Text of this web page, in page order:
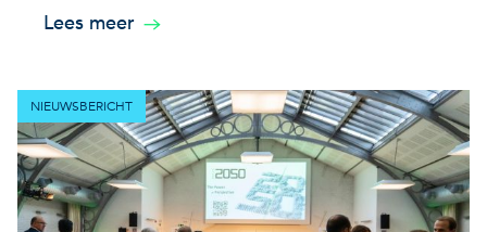
Lees meer
NIEUWSBERICHT